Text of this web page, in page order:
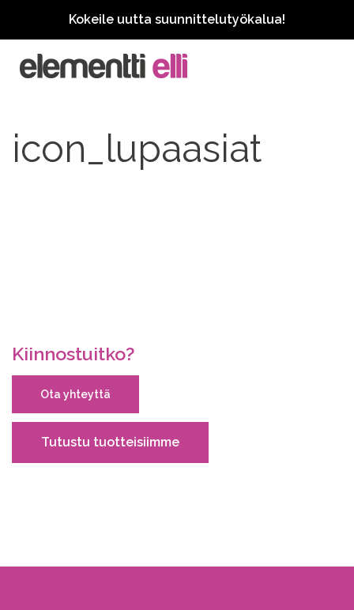
Kokeile uutta suunnittelutyökalua!
icon_lupaasiat
Kiinnostuitko?
Ota yhteyttä
Tutustu tuotteisiimme